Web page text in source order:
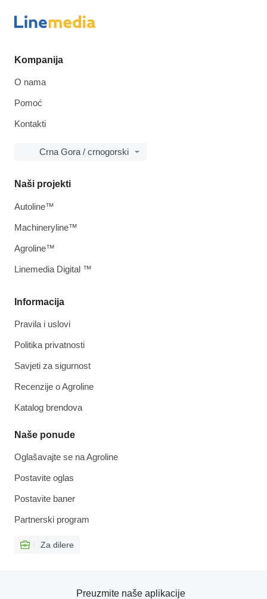
Kompanija
O nama
Pomoć
Kontakti
Crna Gora / crnogorski
Informacija
Pravila i uslovi
Politika privatnosti
Savjeti za sigurnost
Recenzije o Agroline
Katalog brendova
Naše ponude
Oglašavajte se na Agroline
Postavite oglas
Postavite baner
Partnerski program
Za dilere
Naši projekti
Autoline™
Machineryline™
Agroline™
Linemedia Digital ™
Preuzmite naše aplikacije